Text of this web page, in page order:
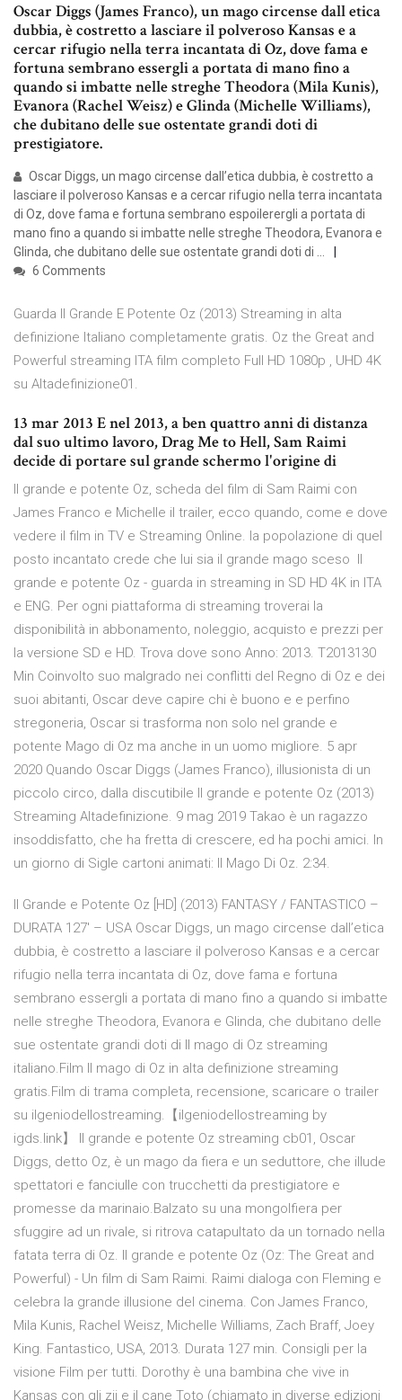
Oscar Diggs (James Franco), un mago circense dall etica
dubbia, è costretto a lasciare il polveroso Kansas e a
cercar rifugio nella terra incantata di Oz, dove fama e
fortuna sembrano essergli a portata di mano fino a
quando si imbatte nelle streghe Theodora (Mila Kunis),
Evanora (Rachel Weisz) e Glinda (Michelle Williams),
che dubitano delle sue ostentate grandi doti di
prestigiatore.
Oscar Diggs, un mago circense dall’etica dubbia, è costretto a
lasciare il polveroso Kansas e a cercar rifugio nella terra incantata
di Oz, dove fama e fortuna sembrano espoilerergli a portata di
mano fino a quando si imbatte nelle streghe Theodora, Evanora e
Glinda, che dubitano delle sue ostentate grandi doti di …
6 Comments
Guarda Il Grande E Potente Oz (2013) Streaming in alta
definizione Italiano completamente gratis. Oz the Great and
Powerful streaming ITA film completo Full HD 1080p , UHD 4K
su Altadefinizione01.
13 mar 2013 E nel 2013, a ben quattro anni di distanza
dal suo ultimo lavoro, Drag Me to Hell, Sam Raimi
decide di portare sul grande schermo l'origine di
Il grande e potente Oz, scheda del film di Sam Raimi con
James Franco e Michelle il trailer, ecco quando, come e dove
vedere il film in TV e Streaming Online. la popolazione di quel
posto incantato crede che lui sia il grande mago sceso Il
grande e potente Oz - guarda in streaming in SD HD 4K in ITA
e ENG. Per ogni piattaforma di streaming troverai la
disponibilità in abbonamento, noleggio, acquisto e prezzi per
la versione SD e HD. Trova dove sono Anno: 2013. T2013130
Min Coinvolto suo malgrado nei conflitti del Regno di Oz e dei
suoi abitanti, Oscar deve capire chi è buono e e perfino
stregoneria, Oscar si trasforma non solo nel grande e
potente Mago di Oz ma anche in un uomo migliore. 5 apr
2020 Quando Oscar Diggs (James Franco), illusionista di un
piccolo circo, dalla discutibile Il grande e potente Oz (2013)
Streaming Altadefinizione. 9 mag 2019 Takao è un ragazzo
insoddisfatto, che ha fretta di crescere, ed ha pochi amici. In
un giorno di Sigle cartoni animati: Il Mago Di Oz. 2:34.
Il Grande e Potente Oz [HD] (2013) FANTASY / FANTASTICO –
DURATA 127′ – USA Oscar Diggs, un mago circense dall’etica
dubbia, è costretto a lasciare il polveroso Kansas e a cercar
rifugio nella terra incantata di Oz, dove fama e fortuna
sembrano essergli a portata di mano fino a quando si imbatte
nelle streghe Theodora, Evanora e Glinda, che dubitano delle
sue ostentate grandi doti di Il mago di Oz streaming
italiano.Film Il mago di Oz in alta definizione streaming
gratis.Film di trama completa, recensione, scaricare o trailer
su ilgeniodellostreaming.【ilgeniodellostreaming by
igds.link】 Il grande e potente Oz streaming cb01, Oscar
Diggs, detto Oz, è un mago da fiera e un seduttore, che illude
spettatori e fanciulle con trucchetti da prestigiatore e
promesse da marinaio.Balzato su una mongolfiera per
sfuggire ad un rivale, si ritrova catapultato da un tornado nella
fatata terra di Oz. Il grande e potente Oz (Oz: The Great and
Powerful) - Un film di Sam Raimi. Raimi dialoga con Fleming e
celebra la grande illusione del cinema. Con James Franco,
Mila Kunis, Rachel Weisz, Michelle Williams, Zach Braff, Joey
King. Fantastico, USA, 2013. Durata 127 min. Consigli per la
visione Film per tutti. Dorothy è una bambina che vive in
Kansas con gli zii e il cane Toto (chiamato in diverse edizioni